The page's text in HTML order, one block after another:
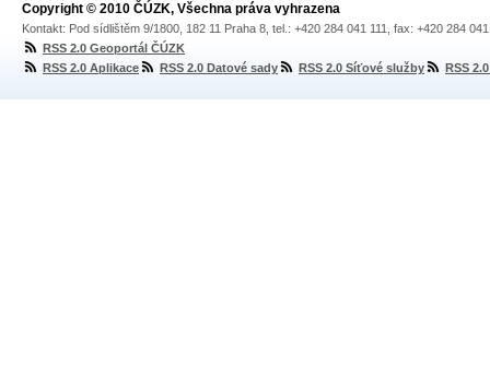
Copyright © 2010 ČÚZK, Všechna práva vyhrazena
Kontakt: Pod sídlištěm 9/1800, 182 11 Praha 8, tel.: +420 284 041 111, fax: +420 284
RSS 2.0 Geoportál ČÚZK
RSS 2.0 Aplikace
RSS 2.0 Datové sady RSS 2.0 Síťové služby RSS